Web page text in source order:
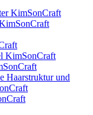
KimSonCraft
KimSonCraft
Haarstruktur und